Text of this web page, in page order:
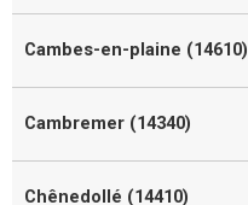
Cambes-en-plaine (14610)
Cambremer (14340)
Chênedollé (14410)